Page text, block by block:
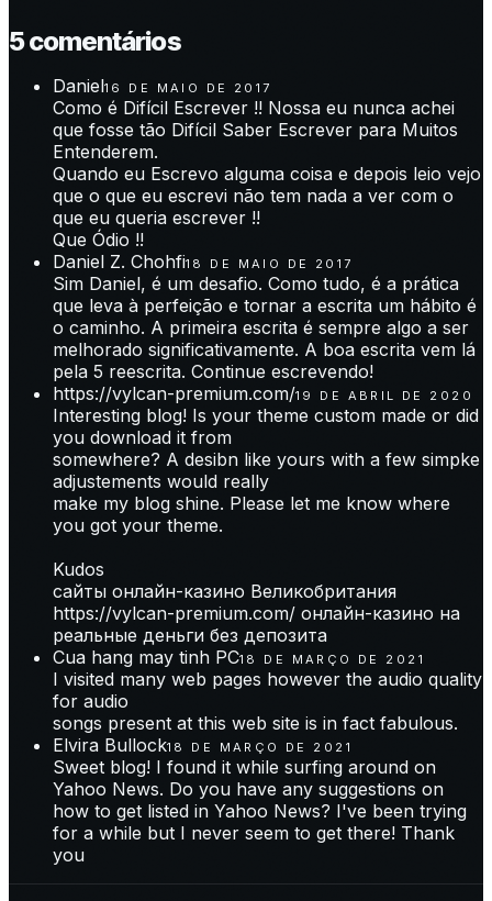
5comentários
Daniel16 DE MAIO DE 2017
Como é Difícil Escrever !! Nossa eu nunca achei
que fosse tão Difícil Saber Escrever para Muitos
Entenderem.
Quando eu Escrevo alguma coisa e depois leio vejo
que o que eu escrevi não tem nada a ver com o
que eu queria escrever !!
Que Ódio !!
Daniel Z. Chohfi18 DE MAIO DE 2017
Sim Daniel, é um desafio. Como tudo, é a prática
que leva à perfeição e tornar a escrita um hábito é
o caminho. A primeira escrita é sempre algo a ser
melhorado significativamente. A boa escrita vem lá
pela 5 reescrita. Continue escrevendo!
https://vylcan-premium.com/19 DE ABRIL DE 2020
Interesting blog! Is your theme custom made or did
you download it from
somewhere? A desibn like yours with a few simpke
adjustements would really
make my blog shine. Please let me know where
you got your theme.
Kudos
сайты онлайн-казино Великобритания
https://vylcan-premium.com/ онлайн-казино на
реальные деньги без депозита
Cua hang may tinh PC18 DE MARÇO DE 2021
I visited many web pages however the audio quality
for audio
songs present at this web site is in fact fabulous.
Elvira Bullock18 DE MARÇO DE 2021
Sweet blog! I found it while surfing around on
Yahoo News. Do you have any suggestions on
how to get listed in Yahoo News? I've been trying
for a while but I never seem to get there! Thank
you